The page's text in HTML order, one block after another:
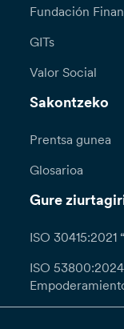
Fundación
GITs
Valor Social
Sakontzeko
Prentsa gunea
Glosarioa
Gure
ISO
ISO